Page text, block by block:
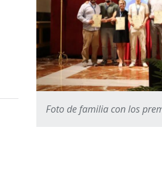
Foto de familia con los